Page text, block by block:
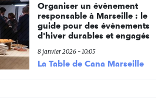
Organiser un évènement
responsable à Marseille : le
guide pour des évènements
d'hiver durables et engagés
8 janvier 2026 - 10:05
La Table de Cana Marseille